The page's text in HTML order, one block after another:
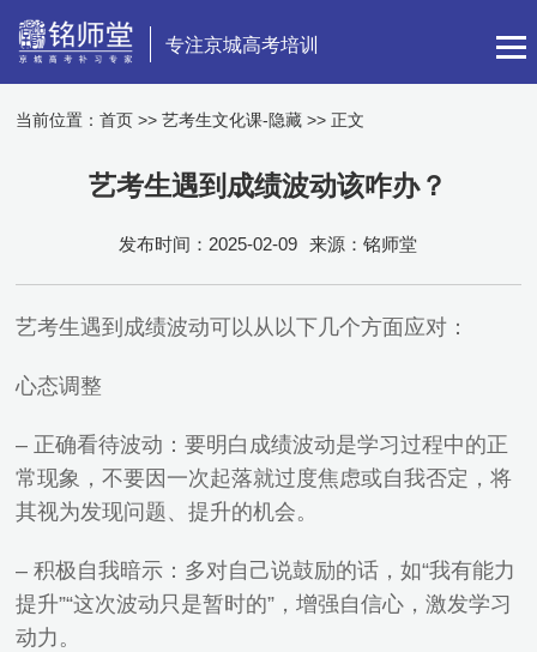
专注京城高考培训
当前位置：首页 >>艺考生文化课-隐藏 >> 正文
艺考生遇到成绩波动该咋办？
发布时间：2025-02-09 来源：铭师堂
艺考生遇到成绩波动可以从以下几个方面应对：
心态调整
– 正确看待波动：要明白成绩波动是学习过程中的正
常现象，不要因一次起落就过度焦虑或自我否定，将
其视为发现问题、提升的机会。
– 积极自我暗示：多对自己说鼓励的话，如“我有能力
提升”“这次波动只是暂时的”，增强自信心，激发学习
动力。